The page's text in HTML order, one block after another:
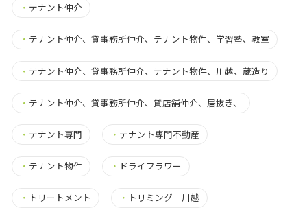
・ テナント仲介
・ テナント仲介、貸事務所仲介、テナント物件、学習塾、教室
・ テナント仲介、貸事務所仲介、テナント物件、川越、蔵造り
・ テナント仲介、貸事務所仲介、貸店舗仲介、居抜き、
・ テナント専門 ・ テナント専門不動産
・ テナント物件 ・ ドライフラワー
・ トリートメント ・ トリミング 川越